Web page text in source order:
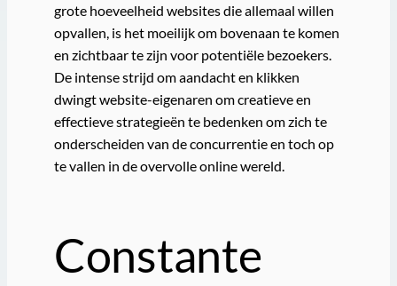
grote hoeveelheid websites die allemaal willen
opvallen, is het moeilijk om bovenaan te komen
en zichtbaar te zijn voor potentiële bezoekers.
De intense strijd om aandacht en klikken
dwingt website-eigenaren om creatieve en
effectieve strategieën te bedenken om zich te
onderscheiden van de concurrentie en toch op
te vallen in de overvolle online wereld.
Constante